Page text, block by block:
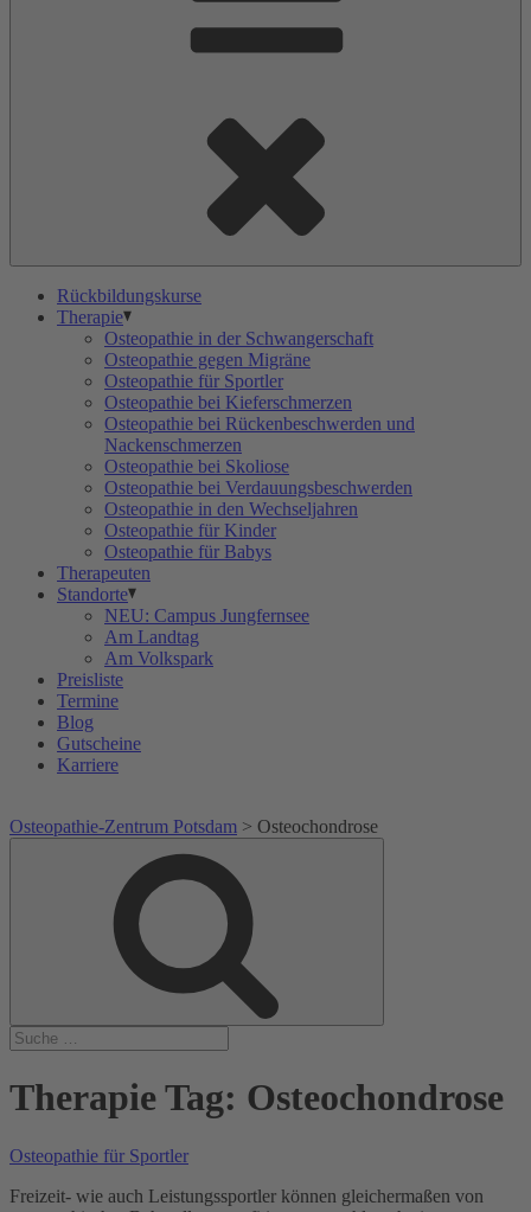
Rückbildungskurse
Therapie
Osteopathie in der Schwangerschaft
Osteopathie gegen Migräne
Osteopathie für Sportler
Osteopathie bei Kieferschmerzen
Osteopathie bei Rückenbeschwerden und
Nackenschmerzen
Osteopathie bei Skoliose
Osteopathie bei Verdauungsbeschwerden
Osteopathie in den Wechseljahren
Osteopathie für Kinder
Osteopathie für Babys
Therapeuten
Standorte
NEU: Campus Jungfernsee
Am Landtag
Am Volkspark
Preisliste
Termine
Blog
Gutscheine
Karriere
Osteopathie-Zentrum Potsdam > Osteochondrose
Therapie Tag: Osteochondrose
Osteopathie für Sportler
Freizeit- wie auch Leistungssportler können gleichermaßen von